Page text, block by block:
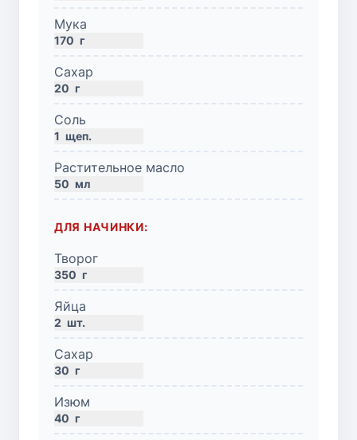
Мука
170 г
Сахар
20 г
Соль
1 щеп.
Растительное масло
50 мл
ДЛЯ НАЧИНКИ:
Творог
350 г
Яйца
2 шт.
Сахар
30 г
Изюм
40 г